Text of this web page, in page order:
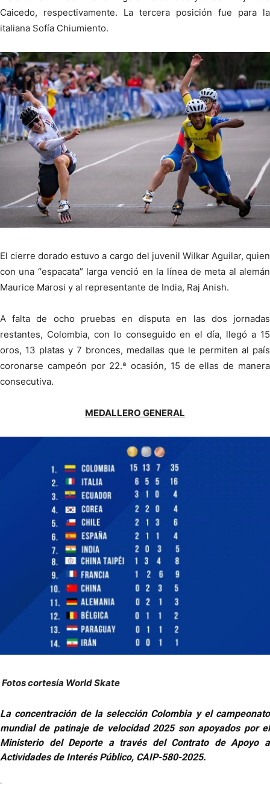
Caicedo, respectivamente. La tercera posición fue para la
italiana Sofía Chiumiento.
El cierre dorado estuvo a cargo del juvenil Wilkar Aguilar, quien
con una “espacata” larga venció en la línea de meta al alemán
Maurice Marosi y al representante de India, Raj Anish.
A falta de ocho pruebas en disputa en las dos jornadas
restantes, Colombia, con lo conseguido en el día, llegó a 15
oros, 13 platas y 7 bronces, medallas que le permiten al país
coronarse campeón por 22.ª ocasión, 15 de ellas de manera
consecutiva.
MEDALLERO GENERAL
Fotos cortesía World Skate
La concentración de la selección Colombia y el campeonato
mundial de patinaje de velocidad 2025 son apoyados por el
Ministerio del Deporte a través del Contrato de Apoyo a
Actividades de Interés Público, CAIP-580-2025.